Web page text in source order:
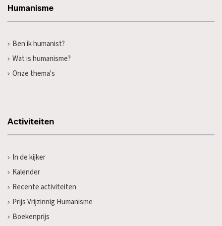
Humanisme
Ben ik humanist?
Wat is humanisme?
Onze thema's
Activiteiten
In de kijker
Kalender
Recente activiteiten
Prijs Vrijzinnig Humanisme
Boekenprijs